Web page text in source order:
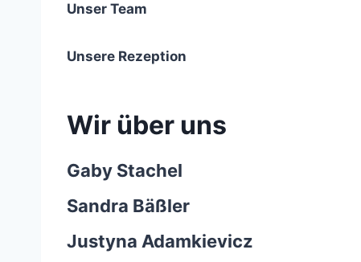
Unser Team
Unsere Rezeption
Wir über uns
Gaby Stachel
Sandra Bäßler
Justyna Adamkievicz